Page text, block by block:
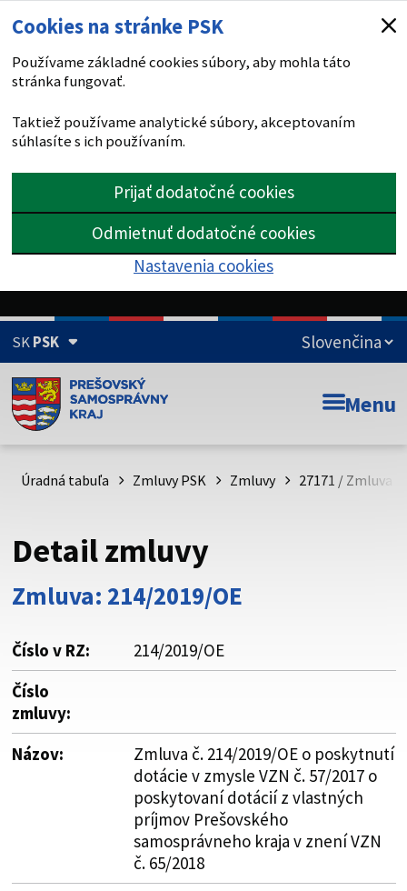
Cookies na stránke PSK
Používame základné cookies súbory, aby mohla táto
stránka fungovať.
Taktiež používame analytické súbory, akceptovaním
súhlasíte s ich používaním.
Prijať dodatočné cookies
Odmietnuť dodatočné cookies
Nastavenia cookies
SKPSK
Doména psk.sk je oficiálna
Toto je oficiálna webová stránka Prešovského
psk.sk.
Buďte pozorní a vždy sa uistite, že zdieľate informácie iba
cez zabezpečenú webovú stránku. Zabezpečená stránka
vždy začína https:// pred názvom domény webového sídla.
Menu
Úradná tabuľa Zmluvy PSK Zmluvy 27171 / Zmluva
Detail zmluvy
Zmluva: 214/2019/OE
Číslo v RZ:
214/2019/OE
Číslo
zmluvy:
Názov:
Zmluva č. 214/2019/OE o poskytnutí
dotácie v zmysle VZN č. 57/2017 o
poskytovaní dotácií z vlastných
príjmov Prešovského
samosprávneho kraja v znení VZN
č. 65/2018